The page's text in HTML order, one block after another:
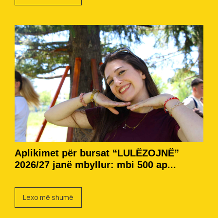
Aplikimet për bursat “LULËZOJNË”
2026/27 janë mbyllur: mbi 500 ap...
Lexo më shumë